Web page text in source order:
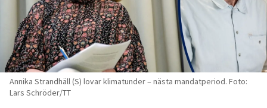
Annika Strandhäll (S) lovar klimatunder – nästa mandatperiod. Foto:
Lars Schröder/TT